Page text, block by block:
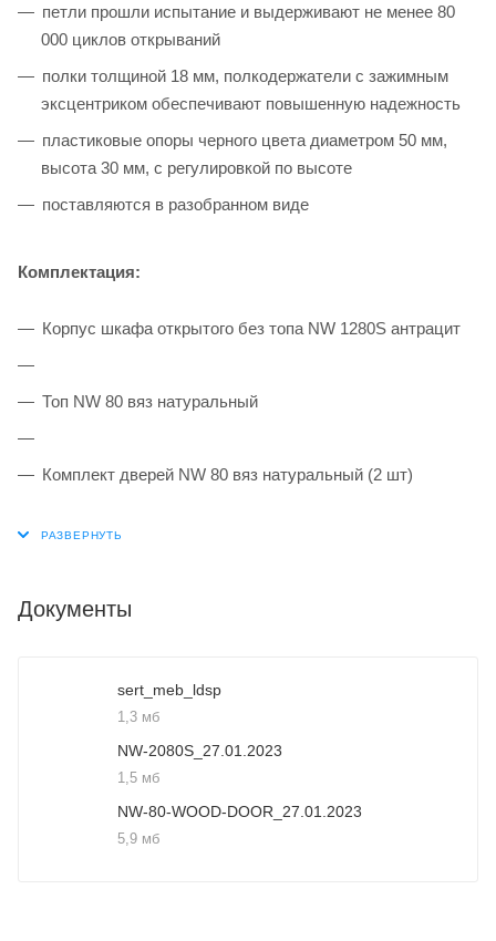
петли прошли испытание и выдерживают не менее 80
000 циклов открываний
полки толщиной 18 мм, полкодержатели с зажимным
эксцентриком обеспечивают повышенную надежность
пластиковые опоры черного цвета диаметром 50 мм,
высота 30 мм, с регулировкой по высоте
поставляются в разобранном виде
Комплектация:
Корпус шкафа открытого без топа NW 1280S антрацит
Топ NW 80 вяз натуральный
Комплект дверей NW 80 вяз натуральный (2 шт)
Документы
sert_meb_ldsp
1,3 мб
NW-2080S_27.01.2023
1,5 мб
NW-80-WOOD-DOOR_27.01.2023
5,9 мб